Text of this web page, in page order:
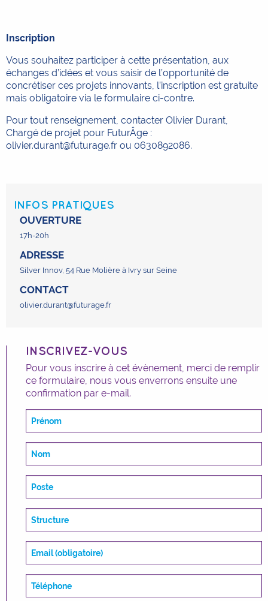
Inscription
Vous souhaitez participer à cette présentation, aux
échanges d’idées et vous saisir de l’opportunité de
concrétiser ces projets innovants, l’inscription est gratuite
mais obligatoire via le formulaire ci-contre.
Pour tout renseignement, contacter Olivier Durant,
Chargé de projet pour FuturÂge :
olivier.durant@futurage.fr ou 0630892086.
INFOS PRATIQUES
OUVERTURE
17h-20h
ADRESSE
Silver Innov, 54 Rue Molière à Ivry sur Seine
CONTACT
olivier.durant@futurage.fr
INSCRIVEZ-VOUS
Pour vous inscrire à cet évènement, merci de remplir
ce formulaire, nous vous enverrons ensuite une
confirmation par e-mail.